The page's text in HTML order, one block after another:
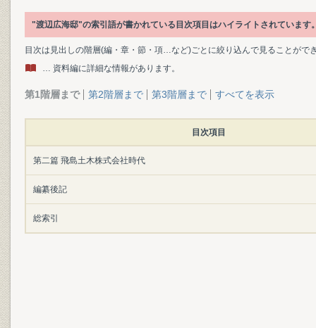
"渡辺広海邸"の索引語が書かれている目次項目はハイライトされています
目次は見出しの階層(編・章・節・項…など)ごとに絞り込んで見ることがで
… 資料編に詳細な情報があります。
第1階層まで 第2階層まで 第3階層まで すべてを表示
目次項目
第二篇 飛島土木株式会社時代
編纂後記
総索引